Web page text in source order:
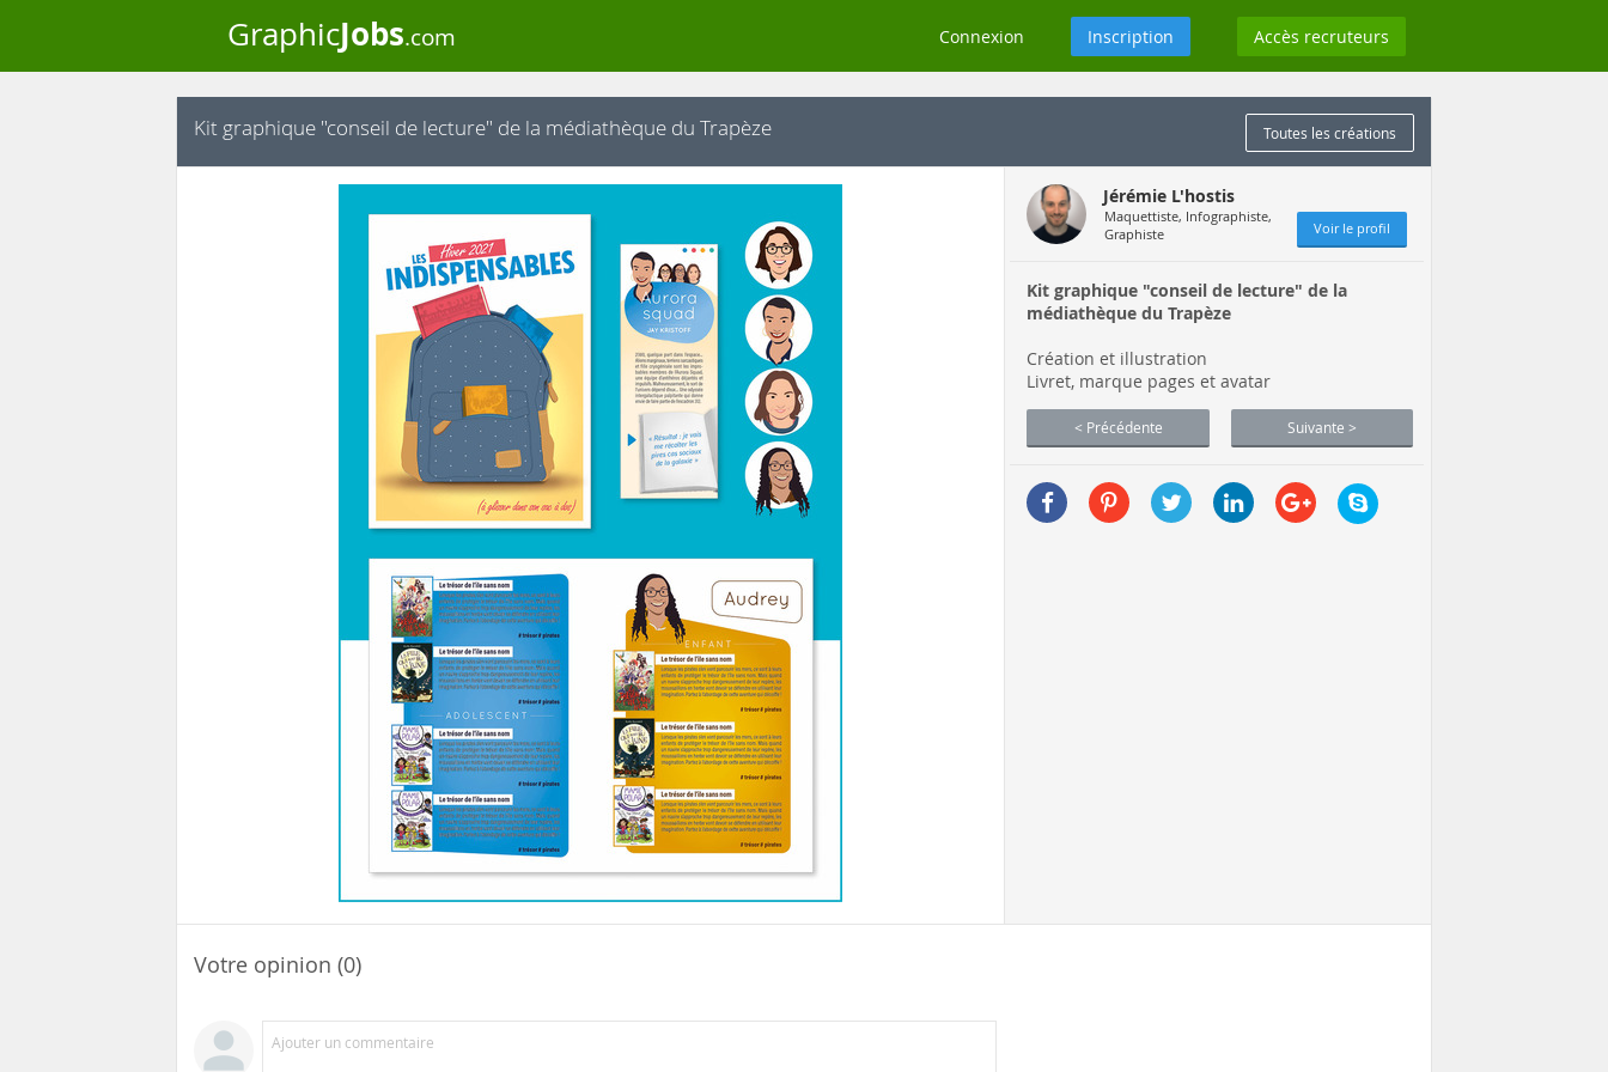
GraphicJobs.com Connexion Inscription Accès recruteurs
Kit graphique "conseil de lecture" de la médiathèque du Trapèze Toutes les créations
Jérémie L'hostis
Maquettiste, Infographiste,
Graphiste
Voir le profil
Kit graphique "conseil de lecture" de la
médiathèque du Trapèze
Création et illustration
Livret, marque pages et avatar
< Précédente Suivante >
Votre opinion (0)
Ajouter un commentaire